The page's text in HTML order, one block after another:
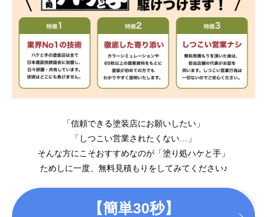
「信頼できる塗装店にお願いしたい」
「しつこい営業されたくない…」
そんな方にこそおすすめなのが「塗り処ハケと手」
ためしに一度、無料見積もりをしてみてください♪
【簡単30秒】